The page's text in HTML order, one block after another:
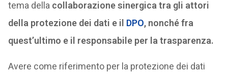
tema della collaborazione sinergica tra gli attori
della protezione dei dati e il DPO, nonché fra
quest’ultimo e il responsabile per la trasparenza.
Avere come riferimento per la protezione dei dati